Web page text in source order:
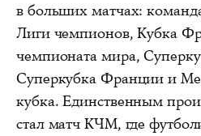
в больших матчах:
Лиги чемпионов, Кубка
чемпионата мира,
Суперкубка Франции и
кубка. Единственным
стал матч КЧМ, где